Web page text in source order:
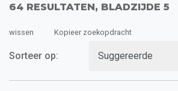
64 RESULTATEN, BLADZIJDE 5
wissen Kopieer zoekopdracht
Sorteer op: